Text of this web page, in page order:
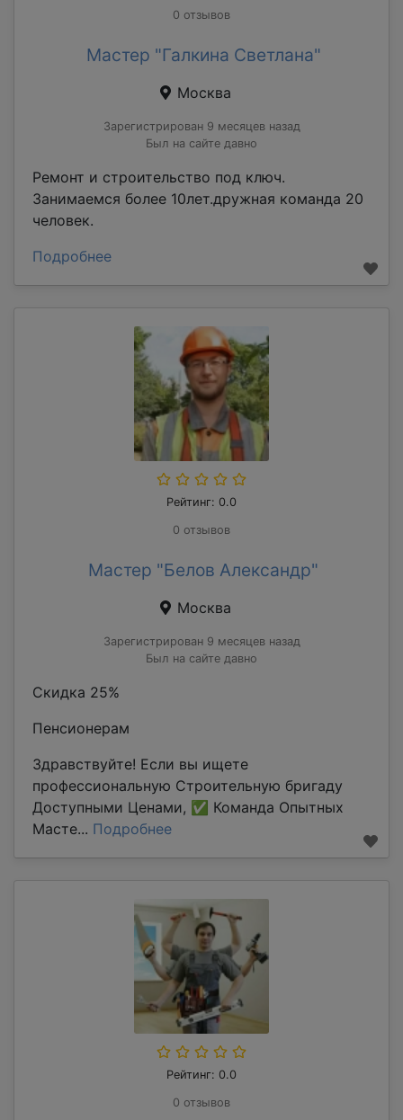
0 отзывов
Мастер "Галкина Светлана"
Москва
Зарегистрирован 9 месяцев назад
Был на сайте давно
Ремонт и строительство под ключ.
Занимаемся более 10лет.дружная команда 20
человек.
Подробнее
Рейтинг: 0.0
0 отзывов
Мастер "Белов Александр"
Москва
Зарегистрирован 9 месяцев назад
Был на сайте давно
Скидка 25%
Пенсионерам
Здравствуйте! Если вы ищете
профессиональную Строительную бригаду
Доступными Ценами, ✅ Команда Опытных
Масте... Подробнее
Рейтинг: 0.0
0 отзывов